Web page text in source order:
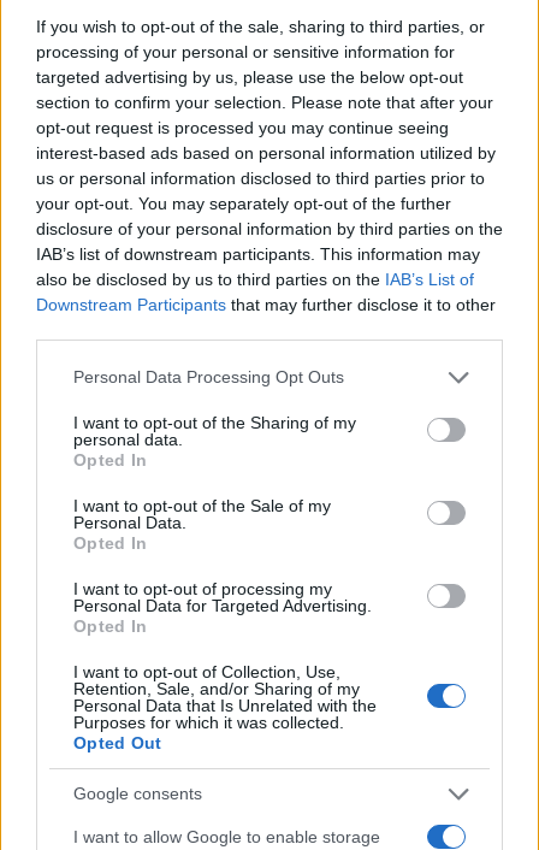
If you wish to opt-out of the sale, sharing to third parties, or
processing of your personal or sensitive information for
targeted advertising by us, please use the below opt-out
section to confirm your selection. Please note that after your
opt-out request is processed you may continue seeing
interest-based ads based on personal information utilized by
us or personal information disclosed to third parties prior to
your opt-out. You may separately opt-out of the further
disclosure of your personal information by third parties on the
IAB’s list of downstream participants. This information may
also be disclosed by us to third parties on the IAB’s List of
Downstream Participants that may further disclose it to other
Please note that this website/app uses one or more Google
not limited to your visit or usage behaviour. You may click to
grant or deny consent to Google and its third-party tags to
use your data for below specified purposes in below Google
consent section.
Personal Data Processing Opt Outs
I want to opt-out of the Sharing of my
personal data.
Opted In
I want to opt-out of the Sale of my
Personal Data.
Opted In
I want to opt-out of processing my
Personal Data for Targeted Advertising.
Opted In
I want to opt-out of Collection, Use,
Retention, Sale, and/or Sharing of my
Personal Data that Is Unrelated with the
Purposes for which it was collected.
Opted Out
Google consents
I want to allow Google to enable storage
Σύμφωνα με την Εισαγγελία, το κύκλωμα – που
δημιουργήθηκε το 2019 – χρησιμοποιούσε μέσα
κοινωνικής δικτύωσης όπως το WhatsApp για τη
διανομή φωτογραφιών και βίντεο.